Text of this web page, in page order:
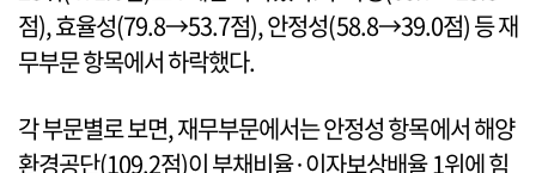
점), 효율성(79.8→53.7점), 안정성(58.8→39.0점) 등 재
무부문 항목에서 하락했다.
각 부문별로 보면, 재무부문에서는 안정성 항목에서 해양
환경공단(109.2점)이 부채비율·이자보상배율 1위에 힘